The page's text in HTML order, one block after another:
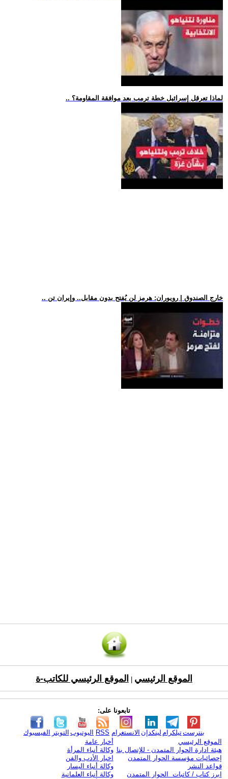
.. لماذا تعرقل إسرائيل خطة ترمب بعد موافقة المقاومة؟
.. خارج الصندوق | رويوران: هرمز لن يُفتح بدون مقابل.. وإيران تن
الموقع الرئيسي الموقع الرئيسي للكاتب-ة
تابعونا على:
الفيسبوك التويتر اليوتيوب RSS الانستغرام لينكدإن تيلكرامبنترست
الموقع الرئيسي
هيئة ادارة الحوار المتمدن - للإتصال بنا
إحصائيات مؤسسة الحوار المتمدن
قواعد النشر
ابرز كتاب / كاتبات الحوار المتمدن
أخبار عامة
وكالة أنباء المرأة
اخبار الأدب والفن
وكالة أنباء اليسار
وكالة أنباء العلمانية